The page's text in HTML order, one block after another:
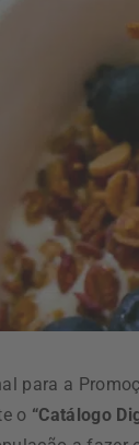
para a
o “Catálogo